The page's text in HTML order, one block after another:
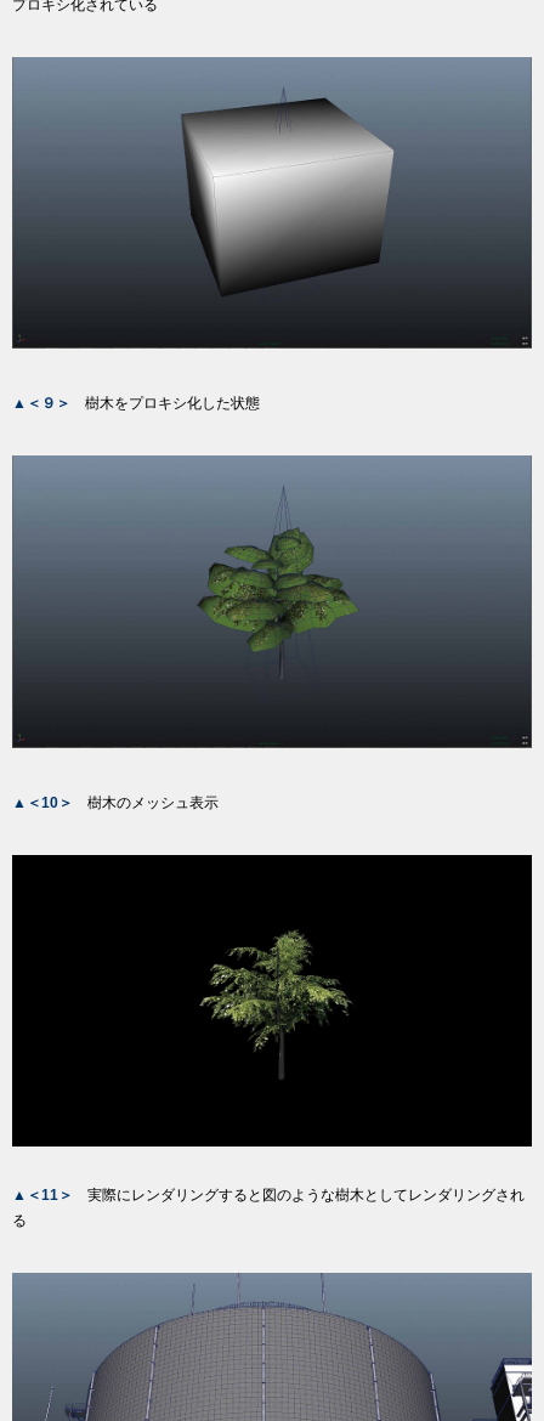
プロキシ化されている
▲＜９＞ 樹木をプロキシ化した状態
▲＜10＞ 樹木のメッシュ表示
▲＜11＞
実際にレンダリングすると図のような樹木としてレンダリングされ
る